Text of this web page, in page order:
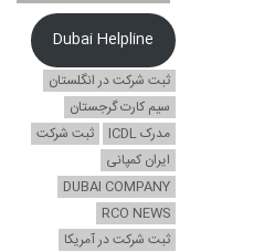
Dubai Helpline
ثبت شرکت در انگلستان
سیم کارت گرجستان
مدرک ICDL
ثبت شرکت
ایران کمپانی
DUBAI COMPANY
RCO NEWS
ثبت شرکت در آمریکا